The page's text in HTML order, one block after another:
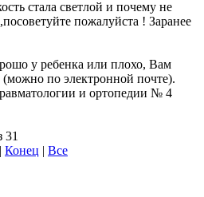
стала светлой и почему не
пожалуйста ! Заранее
у ребенка или плохо, Вам
по электронной почте).
и ортопедии № 4
31
Конец
Все